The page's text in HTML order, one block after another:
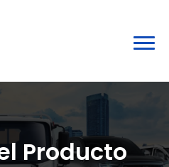
Producto